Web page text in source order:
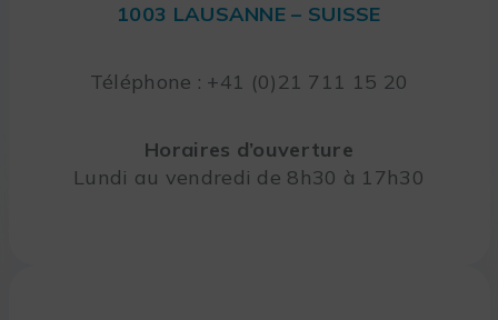
1003 LAUSANNE – SUISSE
Téléphone : +41 (0)21 711 15 20
Horaires d’ouverture
Lundi au vendredi de 8h30 à 17h30